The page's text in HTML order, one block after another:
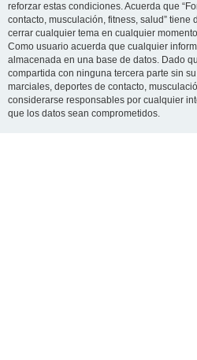
reforzar estas condiciones. Acuerda que
contacto, musculación, fitness, salud” tiene
cerrar cualquier tema en cualquier
Como usuario acuerda que cualquier
almacenada en una base de datos. Dado
compartida con ninguna tercera parte sin
marciales, deportes de contacto,
considerarse responsables por cualquier
que los datos sean comprometidos.